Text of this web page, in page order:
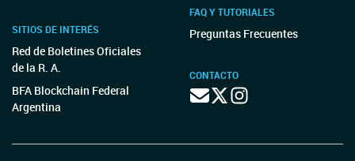
SITIOS DE INTERÉS
Red de Boletines Oficiales
de la R. A.
BFA Blockchain Federal
Argentina
FAQ Y TUTORIALES
Preguntas Frecuentes
CONTACTO